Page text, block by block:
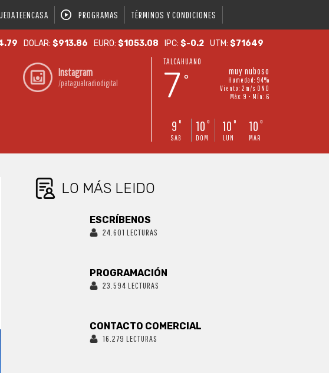
PROGRAMAS TÉRMINOS Y CONDICIONES
DOLAR:$913.86 EURO:$1053.08 IPC:$-0.2 UTM:$71649
Instagram
/patagualradiodigital
TALCAHUANO
7 °
muy nuboso
Humedad: 94%
Viento: 2m/s ONO
Máx: 9 • Mín: 6
9 °
SAB
10 °
DOM
10 °
LUN
10 °
MAR
LO MÁS LEIDO
ESCRÍBENOS
24.601 LECTURAS
PROGRAMACIÓN
23.594 LECTURAS
CONTACTO COMERCIAL
16.279 LECTURAS